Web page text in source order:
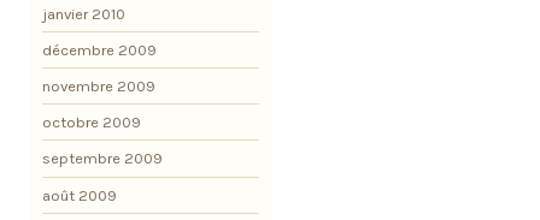
janvier 2010
décembre 2009
novembre 2009
octobre 2009
septembre 2009
août 2009